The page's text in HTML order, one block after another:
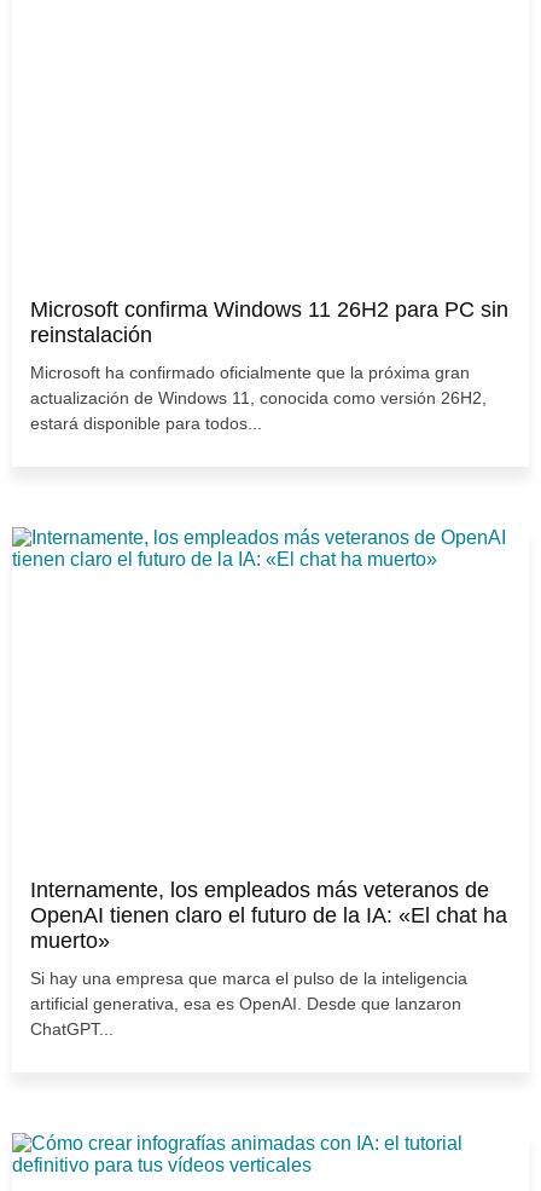
Microsoft confirma Windows 11 26H2 para PC sin
reinstalación
Microsoft ha confirmado oficialmente que la próxima gran
actualización de Windows 11, conocida como versión 26H2,
estará disponible para todos...
Internamente, los empleados más veteranos de
OpenAI tienen claro el futuro de la IA: «El chat ha
muerto»
Si hay una empresa que marca el pulso de la inteligencia
artificial generativa, esa es OpenAI. Desde que lanzaron
ChatGPT...